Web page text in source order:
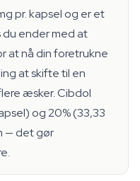
pr. kapsel og er et
ender med at
at nå din foretrukne
at skifte til en
æsker. Cibdol
og 20% (33,33
— det gør